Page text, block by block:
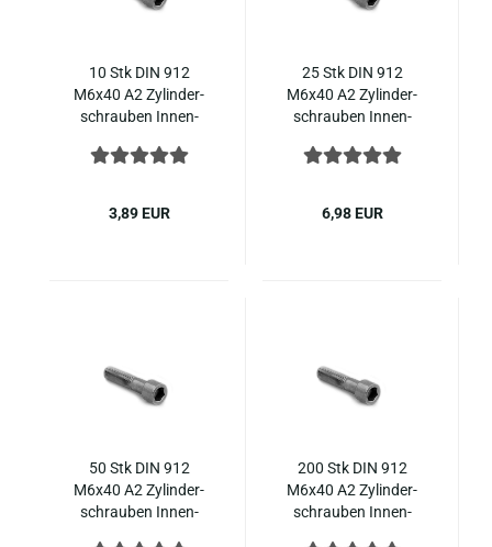
10 Stk DIN 912
M6x40 A2 Zy­lin­der­
schrau­ben In­nen­
de, ISO 4762 Edel­
3,89 EUR
25 Stk DIN 912
M6x40 A2 Zy­lin­der­
schrau­ben In­nen­
de, ISO 4762 Edel­
6,98 EUR
50 Stk DIN 912
M6x40 A2 Zy­lin­der­
schrau­ben In­nen­
200 Stk DIN 912
M6x40 A2 Zy­lin­der­
schrau­ben In­nen­